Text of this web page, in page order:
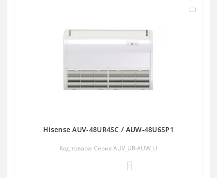
Hisense AUV-48UR4SC / AUW-48U6SP1
Код товара: Серия AUV_UR-AUW_U